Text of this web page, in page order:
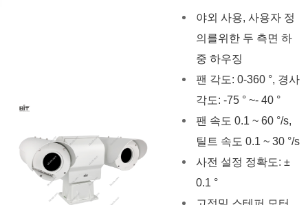
야외 사용, 사용자 정
의를위한 두 측면 하
중 하우징
팬 각도: 0-360 °, 경사
각도: -75 ° ~- 40 °
팬 속도 0.1 ~ 60 °/s,
틸트 속도 0.1 ~ 30 °/s
사전 설정 정확도: ±
0.1 °